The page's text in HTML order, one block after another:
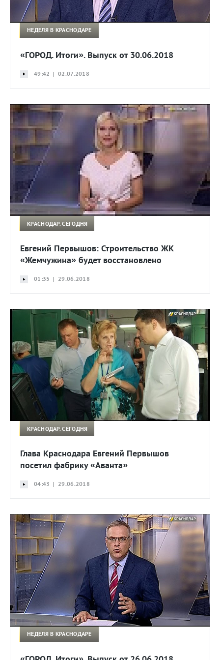
НЕДЕЛЯ В КРАСНОДАРЕ
«ГОРОД. Итоги». Выпуск от 30.06.2018
49:42 | 02.07.2018
КРАСНОДАР. СЕГОДНЯ
Евгений Первышов: Строительство ЖК
«Жемчужина» будет восстановлено
01:35 | 29.06.2018
КРАСНОДАР. СЕГОДНЯ
Глава Краснодара Евгений Первышов
посетил фабрику «Аванта»
04:43 | 29.06.2018
НЕДЕЛЯ В КРАСНОДАРЕ